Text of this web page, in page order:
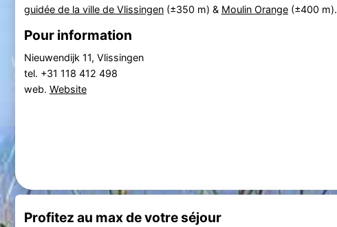
guidée de la ville de Vlissingen(±350 m) & Moulin Orange(±400 m).
Pour information
Nieuwendijk 11, Vlissingen
tel. +31 118 412 498
web. Website
Profitez au max de votre séjour